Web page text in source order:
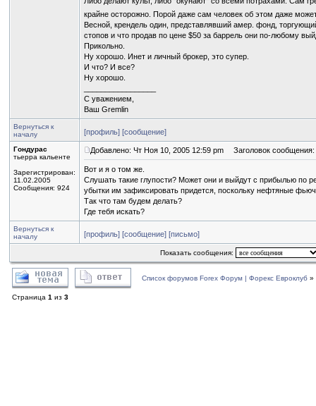
крайне осторожно. Порой даже сам человек об этом даже
Весной, крендель один, представлявший амер. фонд,
стопов и что продав по цене $50 за баррель они по-любому
Прикольно.
Ну хорошо. Инет и личный брокер, это супер.
И что? И все?
Ну хорошо.
С уважением,
Ваш Gremlin
Вернуться к
началу
[профиль] [сообщение]
Гондурас
тьерра кальенте
Зарегистрирован:
11.02.2005
Сообщения: 924
Добавлено: Чт Ноя 10, 2005 12:59 pm Заголовок сообщения:
Вот и я о том же.
Слушать такие глупости? Может они и выйдут с прибылью по
убытки им зафиксировать придется, поскольку нефтяные
Так что там будем делать?
Где тебя искать?
Вернуться к
началу
[профиль] [сообщение] [письмо]
Показать сообщения:
Список форумов Forex Форум | Форекс Евроклуб »
Страница 1 из 3